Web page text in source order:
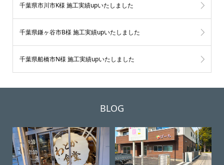
千葉県市川市K様 施工実績upいたしました
千葉県鎌ヶ谷市B様 施工実績upいたしました
千葉県船橋市N様 施工実績upいたしました
BLOG